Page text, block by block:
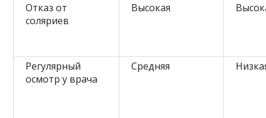
Отказ от
соляриев
Высокая
Регулярный
осмотр у врача
Средняя